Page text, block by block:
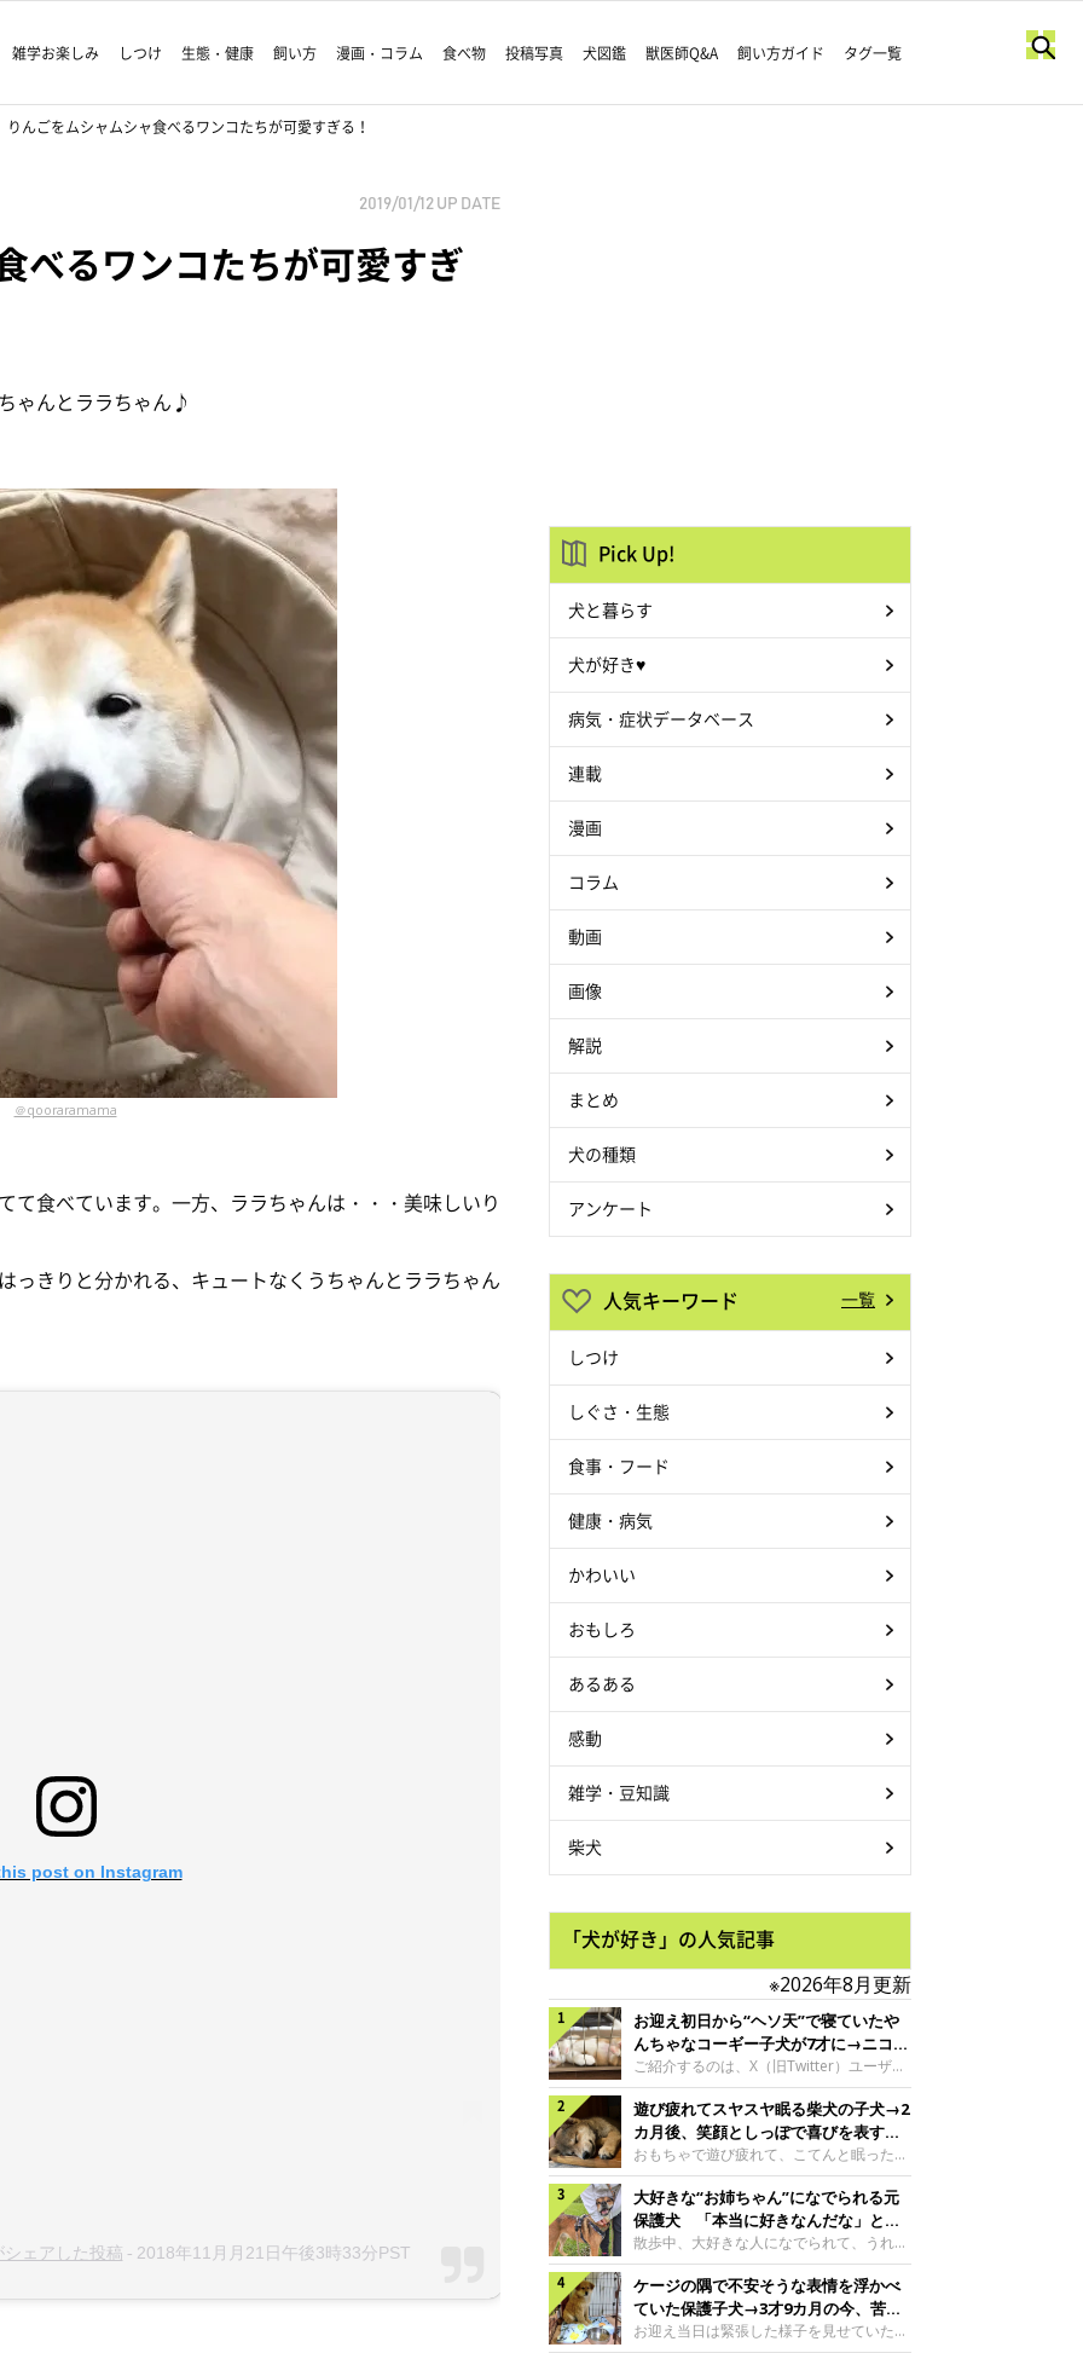
雑学お楽しみ しつけ 生態・健康 飼い方 漫画・コラム 食べ物 投稿写真 犬図鑑 獣医師Q&A 飼い方ガイド タグ一覧
りんごをムシャムシャ食べるワンコたちが可愛すぎる！
2019/01/12 UP DATE
べるワンコたちが可愛すぎ
ゃんとララちゃん♪
＠qooraramama
て食べています。一方、ララちゃんは・・・美味しいり
っきりと分かれる、キュートなくうちゃんとララちゃん
post on Instagram
ェアした投稿 - 2018年11月月21日午後3時33分PST
Pick Up!
犬と暮らす
犬が好き♥
病気・症状データベース
連載
漫画
コラム
動画
画像
解説
まとめ
犬の種類
アンケート
人気キーワード 一覧
しつけ
しぐさ・生態
食事・フード
健康・病気
かわいい
おもしろ
あるある
感動
雑学・豆知識
柴犬
「犬が好き」の人気記事
※2026年8月更新
お迎え初日から“ヘソ天”で寝ていたや
んちゃなコーギー子犬が7才に→ニコニ
コ“コーギースマイル”が魅力のコに成
長！
ご紹介するのは、X（旧Twitter）ユーザー
＠Kus1oKg2vsgdWS2さんの愛犬でウェル
シュ・コーギー・ペンブロークの神楽ちゃ
ん。今年の8月で7才になるという神楽ちゃ
んですが、いったいどんな子犬時代を過ご
したのでしょうか。今回は、神楽ちゃんの
成長を飼い主さんと振り返ります！神楽ち
ゃんの成長について聞いた！お迎えから数
日後の神楽ちゃん（撮影時生後2カ月）＠
Kus1oKg2vsgdWS2――お迎え当初の神楽
ちゃんの様子について教えてください。飼
い主さん： 「お迎え当日から“ヘソ天”で寝
るようなコでし
遊び疲れてスヤスヤ眠る柴犬の子犬→2
カ月後、笑顔としっぽで喜びを表すコ
に成長！
おもちゃで遊び疲れて、こてんと眠った子
犬。あれから2カ月、表情や行動にさまざ
まな変化が見られるようになりました。遊
び疲れて眠る生後2カ月のなっちゃん遊び
疲れた様子のなっちゃん。@Pkndg_紹介
するのは、X（旧Twitter）ユーザー
@Pkndg_さんの愛犬・なっちゃん（取材
時、生後4カ月／柴犬）。こちらの写真
は、なっちゃんが生後2カ月のころに撮影
大好きな“お姉ちゃん”になでられる元
保護犬 「本当に好きなんだな」と感
じる表情にほっこり
散歩中、大好きな人になでられて、うれし
そうな表情を見せる元保護犬。甘えるよう
な姿に、見ているこちらまでほっこりしま
す。大好きな“お姉ちゃん”に甘える小次郎
くん妹さんになでてもらい、うれしそうな
ケージの隅で不安そうな表情を浮かべ
ていた保護子犬→3才9カ月の今、苦手
を克服し頼もしいコに成長！
お迎え当日は緊張した様子を見せていた元